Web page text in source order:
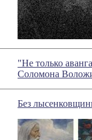
"Не только
Соломона
Без